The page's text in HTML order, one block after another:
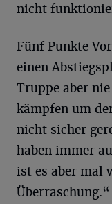
nicht
Fünf Punkte
einen
Truppe aber
kämpfen um
nicht sicher
haben immer
ist es aber mal